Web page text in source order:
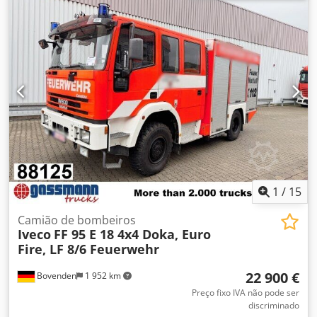
1 / 15
Bovenden 1 952 km
Camião de bombeiros
Iveco FF 95 E 18 4x4 Doka, Euro
Fire, LF 8/6 Feuerwehr
22 900 €
Preço fixo IVA não pode ser
discriminado